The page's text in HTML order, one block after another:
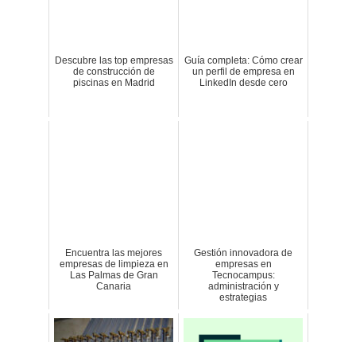
Descubre las top empresas
de construcción de
piscinas en Madrid
Guía completa: Cómo crear
un perfil de empresa en
LinkedIn desde cero
Encuentra las mejores
empresas de limpieza en
Las Palmas de Gran
Canaria
Gestión innovadora de
empresas en
Tecnocampus:
administración y
estrategias